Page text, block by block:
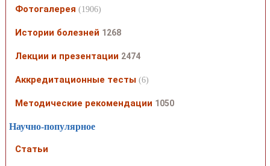
Фотогалерея (1906)
Истории болезней 1268
Лекции и презентации 2474
Аккредитационные тесты (6)
Методические рекомендации 1050
Научно-популярное
Статьи